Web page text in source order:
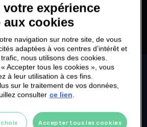
lents : pour de
sur la durée
glucides complexes, les sucres
nom l’indique, des sucres qui
et absorbés par l'organisme. Tu
sucres lents dans tout ce qui
comme les féculents (riz, les
céréales.
votre expérience
aux cookies
navigation sur notre site, de vous
adaptées à vos centres d’intérêt et
trafic, nous utilisons des cookies.
Accepter tous les cookies », vous
à leur utilisation à ces fins.
sur le traitement de vos données,
consulter ce lien.
Accepter tous les cookies